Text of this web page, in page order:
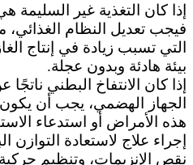
إذا كان التغذية غير السليمة
فيجب تعديل النظام الغذائي،
التي تسبب زيادة في إنتاج
بيئة هادئة وبدون عجلة.
إذا كان الانتفاخ البطني
الجهاز الهضمي، يجب أن
هذه الأمراض أو استدعاء
إجراء علاج لاستعادة التوازن
نقص الإنزيمات، وتنظيم حركية